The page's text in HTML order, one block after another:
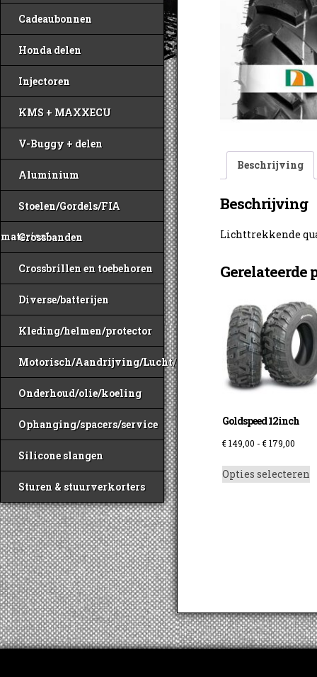
Cadeaubonnen
Honda delen
Injectoren
KMS + MAXXECU
V-Buggy + delen
Aluminium
Stoelen/Gordels/FIA
materiaal
Crossbanden
Crossbrillen en toebehoren
Diverse/batterijen
Kleding/helmen/protector
Motorisch/Aandrijving/Lucht/Benzine
Onderhoud/olie/koeling
Ophanging/spacers/service
Silicone slangen
Sturen & stuurverkorters
Beschrijving
Beschrijving
Lichttrekkende
Gerelateerde
Goldspeed 12inch
€149,00 - €179,00
tot
Opties selecteren